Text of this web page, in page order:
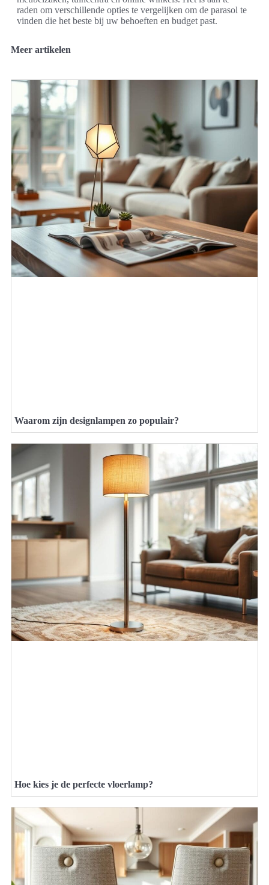
raden om verschillende opties te vergelijken om de parasol te
vinden die het beste bij uw behoeften en budget past.
Meer artikelen
Waarom zijn designlampen zo populair?
Hoe kies je de perfecte vloerlamp?